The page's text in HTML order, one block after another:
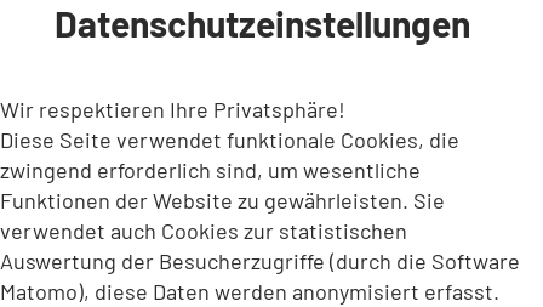
INHALT ANSPRINGEN
Datenschutzeinstellungen
Wir respektieren Ihre Privatsphäre!
Diese Seite verwendet funktionale Cookies, die
zwingend erforderlich sind, um wesentliche
Funktionen der Website zu gewährleisten. Sie
verwendet auch Cookies zur statistischen
Auswertung der Besucherzugriffe (durch die Software
Matomo), diese Daten werden anonymisiert erfasst.